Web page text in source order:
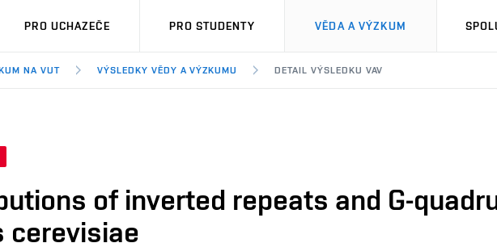
PRO UCHAZEČE PRO STUDENTY VĚDA A VÝZKUM
NA VUT VÝSLEDKY VĚDY A VÝZKUMU DETAIL VÝSLEDKU VAV
of inverted repeats and G-
cerevisiae